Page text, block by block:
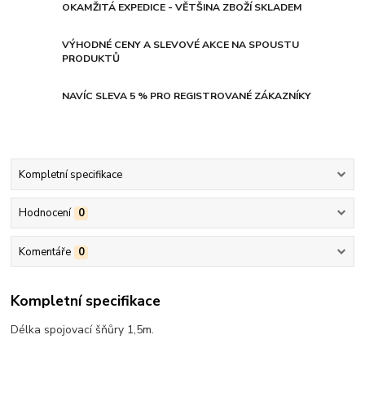
OKAMŽITÁ EXPEDICE - VĚTŠINA ZBOŽÍ SKLADEM
VÝHODNÉ CENY A SLEVOVÉ AKCE NA SPOUSTU
PRODUKTŮ
NAVÍC SLEVA 5 % PRO REGISTROVANÉ ZÁKAZNÍKY
Kompletní specifikace
Hodnocení 0
Komentáře 0
Kompletní specifikace
Délka spojovací šňůry 1,5m.